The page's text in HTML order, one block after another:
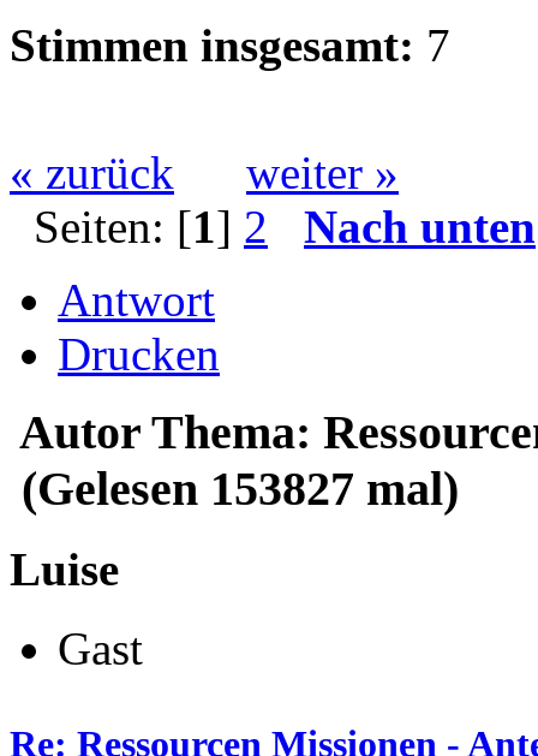
Stimmen insgesamt: 7
« zurück
weiter »
Seiten: [1] 2
Nach unten
Antwort
Drucken
Autor Thema:
(Gelesen 153827 mal)
Luise
Gast
Re: Ressourcen Missionen -